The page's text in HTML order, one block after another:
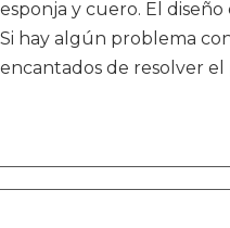
esponja y cuero. El
Si hay algún problema
encantados de resolver